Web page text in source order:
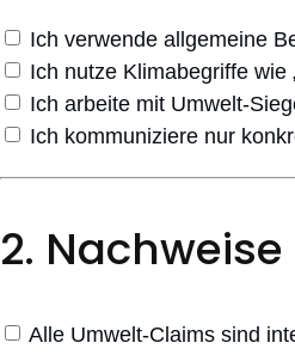
Ich verwende allgemeine
Ich nutze Klimabegriffe wie
Ich arbeite mit Umwelt-
Ich kommuniziere nur
2.
Alle Umwelt-Claims sind